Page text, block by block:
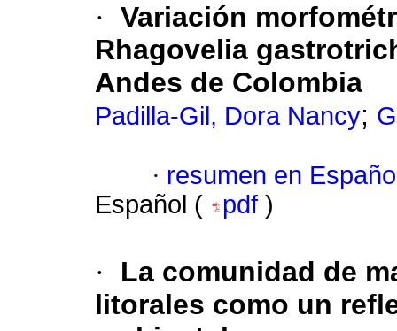
· Variación
Rhagovelia
Andes de Colombia
Padilla-Gil, Dora Nancy;
· resumen en
Español (
pdf )
·
La comunidad de
litorales como un